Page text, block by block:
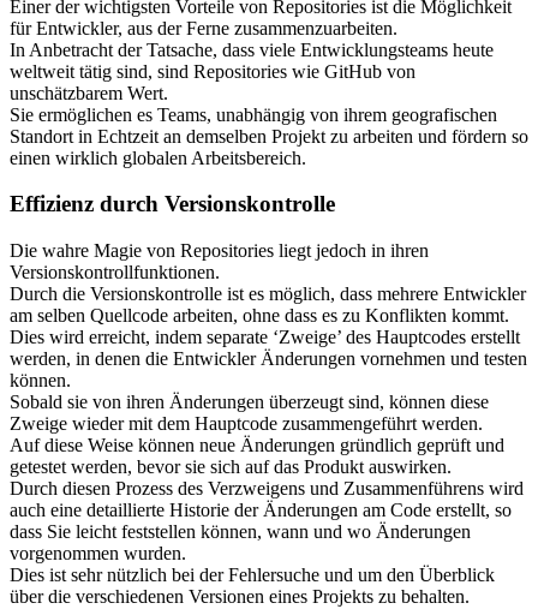
Einer der wichtigsten Vorteile von Repositories ist die Möglichkeit
für Entwickler, aus der Ferne zusammenzuarbeiten.
In Anbetracht der Tatsache, dass viele Entwicklungsteams heute
weltweit tätig sind, sind Repositories wie GitHub von
unschätzbarem Wert.
Sie ermöglichen es Teams, unabhängig von ihrem geografischen
Standort in Echtzeit an demselben Projekt zu arbeiten und fördern so
einen wirklich globalen Arbeitsbereich.
Effizienz durch Versionskontrolle
Die wahre Magie von Repositories liegt jedoch in ihren
Versionskontrollfunktionen.
Durch die Versionskontrolle ist es möglich, dass mehrere Entwickler
am selben Quellcode arbeiten, ohne dass es zu Konflikten kommt.
Dies wird erreicht, indem separate ‘Zweige’ des Hauptcodes erstellt
werden, in denen die Entwickler Änderungen vornehmen und testen
können.
Sobald sie von ihren Änderungen überzeugt sind, können diese
Zweige wieder mit dem Hauptcode zusammengeführt werden.
Auf diese Weise können neue Änderungen gründlich geprüft und
getestet werden, bevor sie sich auf das Produkt auswirken.
Durch diesen Prozess des Verzweigens und Zusammenführens wird
auch eine detaillierte Historie der Änderungen am Code erstellt, so
dass Sie leicht feststellen können, wann und wo Änderungen
vorgenommen wurden.
Dies ist sehr nützlich bei der Fehlersuche und um den Überblick
über die verschiedenen Versionen eines Projekts zu behalten.